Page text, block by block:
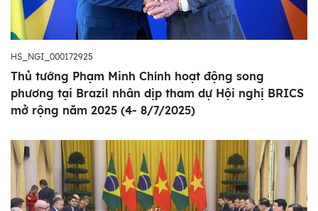
HS_NGI_000172925
Thủ tướng Phạm Minh Chính hoạt động song
phương tại Brazil nhân dịp tham dự Hội nghị BRICS
mở rộng năm 2025 (4- 8/7/2025)